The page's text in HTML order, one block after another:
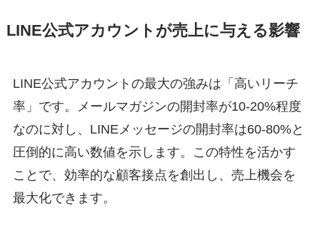
LINE公式アカウントが売上に与える影響
LINE公式アカウントの最大の強みは「高いリーチ
率」です。メールマガジンの開封率が10-20%程度
なのに対し、LINEメッセージの開封率は60-80%と
圧倒的に高い数値を示します。この特性を活かす
ことで、効率的な顧客接点を創出し、売上機会を
最大化できます。